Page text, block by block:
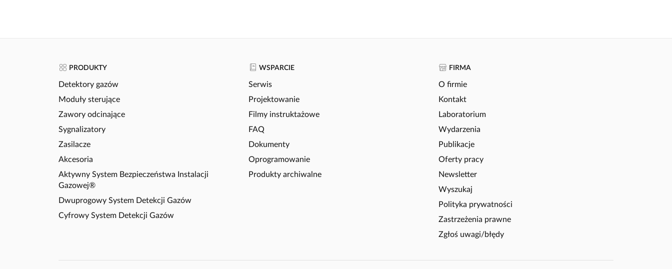
PRODUKTY
Detektory gazów
Moduły sterujące
Zawory odcinające
Sygnalizatory
Zasilacze
Akcesoria
Aktywny System Bezpieczeństwa Instalacji
Gazowej®
Dwuprogowy System Detekcji Gazów
Cyfrowy System Detekcji Gazów
WSPARCIE
Serwis
Projektowanie
Filmy instruktażowe
FAQ
Dokumenty
Oprogramowanie
Produkty archiwalne
FIRMA
O firmie
Kontakt
Laboratorium
Wydarzenia
Publikacje
Oferty pracy
Newsletter
Wyszukaj
Polityka prywatności
Zastrzeżenia prawne
Zgłoś uwagi/błędy